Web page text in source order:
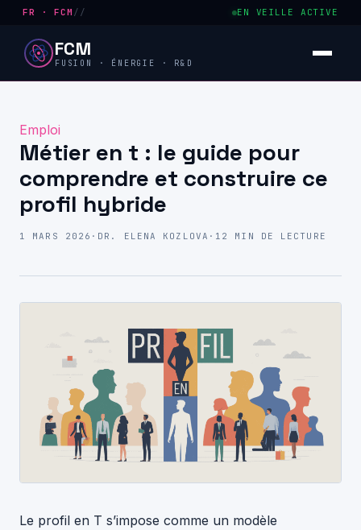
FR · FCM // EN VEILLE ACTIVE
FCM
FUSION · ÉNERGIE · R&D
Emploi
Métier en t : le guide pour
comprendre et construire ce
profil hybride
1 MARS 2026 · DR. ELENA KOZLOVA · 12 MIN DE LECTURE
Le profil en T s’impose comme un modèle